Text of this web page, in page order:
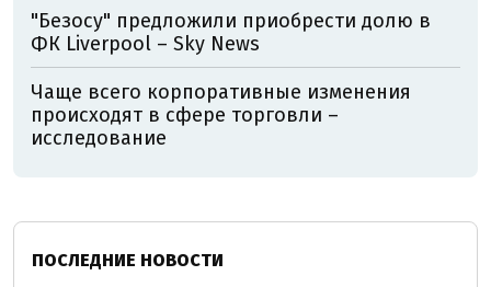
"Безосу" предложили приобрести долю в
ФК Liverpool – Sky News
Чаще всего корпоративные изменения
происходят в сфере торговли –
исследование
ПОСЛЕДНИЕ НОВОСТИ